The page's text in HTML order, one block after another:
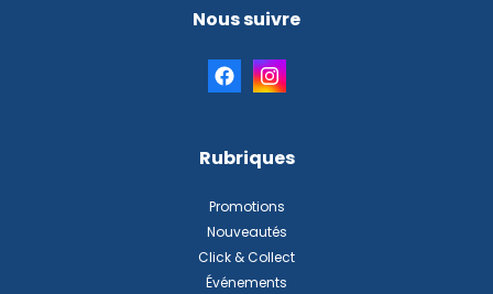
Nous suivre
Rubriques
Promotions
Nouveautés
Click & Collect
Événements